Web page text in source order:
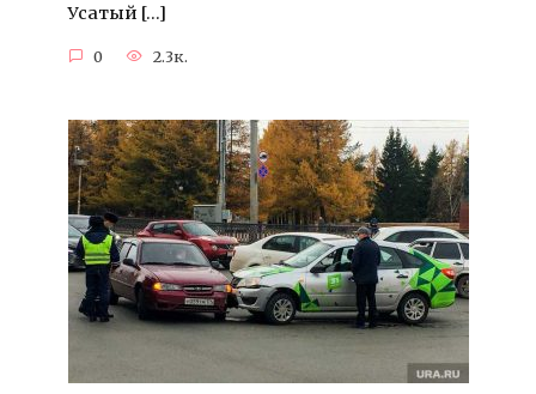
Усатый […]
0 2.3к.